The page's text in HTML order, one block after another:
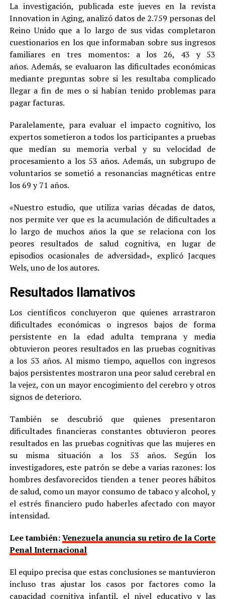
La investigación, publicada este jueves en la revista
Innovation in Aging, analizó datos de 2.759 personas del
Reino Unido que a lo largo de sus vidas completaron
cuestionarios en los que informaban sobre sus ingresos
familiares en tres momentos: a los 26, 43 y 53
años. Además, se evaluaron las dificultades económicas
mediante preguntas sobre si les resultaba complicado
llegar a fin de mes o si habían tenido problemas para
pagar facturas.
Paralelamente, para evaluar el impacto cognitivo, los
expertos sometieron a todos los participantes a pruebas
que medían su memoria verbal y su velocidad de
procesamiento a los 53 años. Además, un subgrupo de
voluntarios se sometió a resonancias magnéticas entre
los 69 y 71 años.
«Nuestro estudio, que utiliza varias décadas de datos,
nos permite ver que es la acumulación de dificultades a
lo largo de muchos años la que se relaciona con los
peores resultados de salud cognitiva, en lugar de
episodios ocasionales de adversidad», explicó Jacques
Wels, uno de los autores.
Resultados llamativos
Los científicos concluyeron que quienes arrastraron
dificultades económicas o ingresos bajos de forma
persistente en la edad adulta temprana y media
obtuvieron peores resultados en las pruebas cognitivas
a los 53 años. Al mismo tiempo, aquellos con ingresos
bajos persistentes mostraron una peor salud cerebral en
la vejez, con un mayor encogimiento del cerebro y otros
signos de deterioro.
También se descubrió que quienes presentaron
dificultades financieras constantes obtuvieron peores
resultados en las pruebas cognitivas que las mujeres en
su misma situación a los 53 años. Según los
investigadores, este patrón se debe a varias razones: los
hombres desfavorecidos tienden a tener peores hábitos
de salud, como un mayor consumo de tabaco y alcohol, y
el estrés financiero pudo haberles afectado con mayor
intensidad.
Lee también:Venezuela anuncia su retiro de la Corte
Penal Internacional
El equipo precisa que estas conclusiones se mantuvieron
incluso tras ajustar los casos por factores como la
capacidad cognitiva infantil, el nivel educativo y las